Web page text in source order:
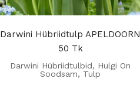
Darwini Hübriidtulp APELDOORN
50 Tk
Darwini Hübriidtulbid, Hulgi On
Soodsam, Tulp